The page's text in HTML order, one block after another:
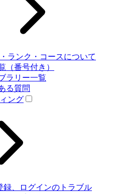
ランク・コースについて
（番号付き）
ラリー一覧
る質問
ング
録、ログインのトラブル